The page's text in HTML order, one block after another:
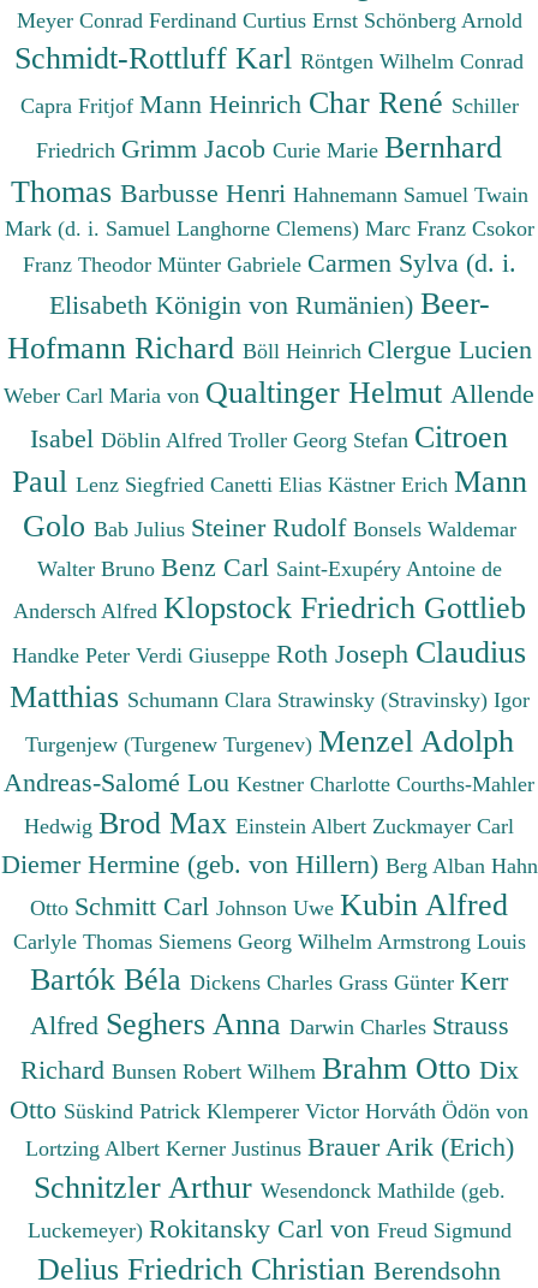
Meyer Conrad Ferdinand Curtius Ernst Schönberg Arnold
Schmidt-Rottluff Karl Röntgen Wilhelm Conrad
Capra Fritjof Mann Heinrich Char René Schiller
Friedrich Grimm Jacob Curie Marie Bernhard
Thomas Barbusse Henri Hahnemann Samuel Twain
Mark (d. i. Samuel Langhorne Clemens) Marc Franz Csokor
Franz Theodor Münter Gabriele Carmen Sylva (d. i.
Elisabeth Königin von Rumänien) Beer-
Hofmann Richard Böll Heinrich Clergue Lucien
Weber Carl Maria von Qualtinger Helmut Allende
Isabel Döblin Alfred Troller Georg Stefan Citroen
Paul Lenz Siegfried Canetti Elias Kästner Erich Mann
Golo Bab Julius Steiner Rudolf Bonsels Waldemar
Walter Bruno Benz Carl Saint-Exupéry Antoine de
Andersch Alfred Klopstock Friedrich Gottlieb
Handke Peter Verdi Giuseppe Roth Joseph Claudius
Matthias Schumann Clara Strawinsky (Stravinsky) Igor
Turgenjew (Turgenew Turgenev) Menzel Adolph
Andreas-Salomé Lou Kestner Charlotte Courths-Mahler
Hedwig Brod Max Einstein Albert Zuckmayer Carl
Diemer Hermine (geb. von Hillern) Berg Alban Hahn
Otto Schmitt Carl Johnson Uwe Kubin Alfred
Carlyle Thomas Siemens Georg Wilhelm Armstrong Louis
Bartók Béla Dickens Charles Grass Günter Kerr
Alfred Seghers Anna Darwin Charles Strauss
Richard Bunsen Robert Wilhem Brahm Otto Dix
Otto Süskind Patrick Klemperer Victor Horváth Ödön von
Lortzing Albert Kerner Justinus Brauer Arik (Erich)
Schnitzler Arthur Wesendonck Mathilde (geb.
Luckemeyer) Rokitansky Carl von Freud Sigmund
Delius Friedrich Christian Berendsohn